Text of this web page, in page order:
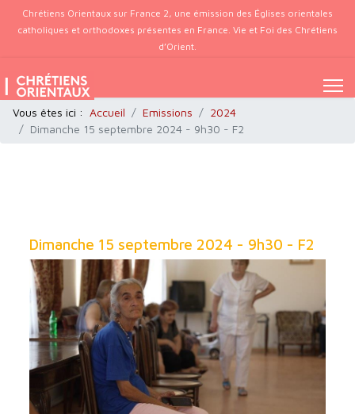
Chrétiens Orientaux sur France 2, une émission des Églises orientales
catholiques et orthodoxes présentes en France. Vie et Foi des Chrétiens
d’Orient.
Vous êtes ici : Accueil Emissions
2024
Dimanche 15 septembre 2024 - 9h30 - F2
Dimanche 15 septembre 2024 - 9h30 - F2